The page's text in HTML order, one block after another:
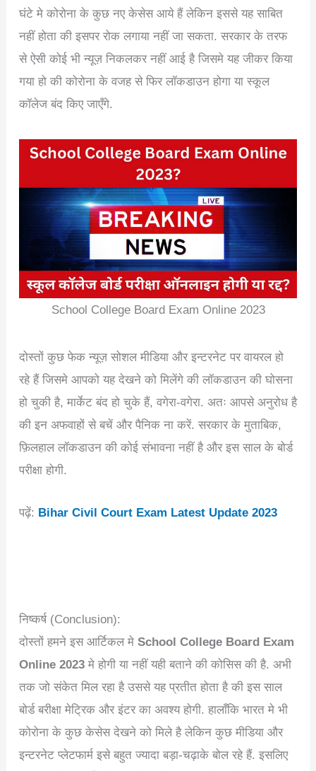
घंटे मे कोरोना के कुछ नए केसेस आये हैं लेकिन इससे यह साबित
नहीं होता की इसपर रोक लगाया नहीं जा सकता. सरकार के तरफ
से ऐसी कोई भी न्यूज़ निकलकर नहीं आई है जिसमे यह जीकर किया
गया हो की कोरोना के वजह से फिर लॉकडाउन होगा या स्कूल
कॉलेज बंद किए जाएँगे.
School College Board Exam Online 2023
दोस्तों कुछ फेक न्यूज़ सोशल मीडिया और इन्टरनेट पर वायरल हो
रहे हैं जिसमे आपको यह देखने को मिलेंगे की लॉकडाउन की घोसना
हो चुकी है, मार्केट बंद हो चुके हैं, वगेरा-वगेरा. अतः आपसे अनुरोध है
की इन अफवाहों से बचें और पैनिक ना करें. सरकार के मुताबिक,
फ़िलहाल लॉकडाउन की कोई संभावना नहीं है और इस साल के बोर्ड
परीक्षा होगी.
पढ़ें: Bihar Civil Court Exam Latest Update 2023
निष्कर्ष (Conclusion):
दोस्तों हमने इस आर्टिकल मे School College Board Exam
Online 2023मे होगी या नहीं यही बताने की कोसिस की है. अभी
तक जो संकेत मिल रहा है उससे यह प्रतीत होता है की इस साल
बोर्ड बरीक्षा मेट्रिक और इंटर का अवश्य होगी. हालाँकि भारत मे भी
कोरोना के कुछ केसेस देखने को मिले है लेकिन कुछ मीडिया और
इन्टरनेट प्लेटफार्म इसे बहुत ज्यादा बड़ा-चढ़ाके बोल रहे हैं. इसलिए